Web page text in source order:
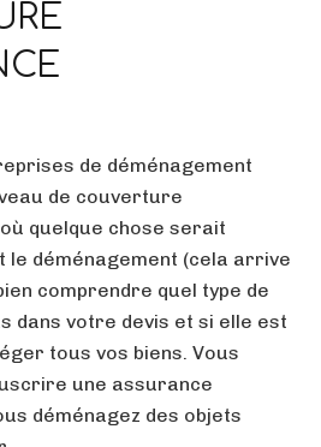
de déménagement
de couverture
quelque chose serait
le déménagement (cela arrive
comprendre quel type de
dans votre devis et si elle est
tous vos biens. Vous
une assurance
déménagez des objets